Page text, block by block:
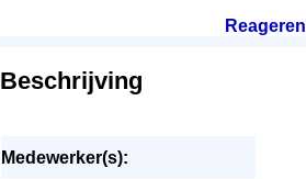
Reageren
Beschrijving
Medewerker(s):